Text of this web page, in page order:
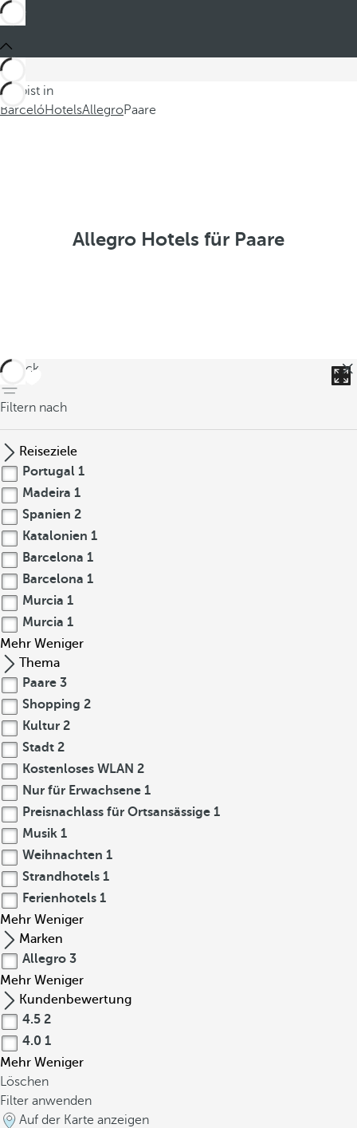
Du bist in
BarcelóHotelsAllegroPaare
Allegro Hotels für Paare
zurück
Filtern nach
Reiseziele
Portugal 1
Madeira 1
Spanien 2
Katalonien 1
Barcelona 1
Barcelona 1
Murcia 1
Murcia 1
Mehr Weniger
Thema
Paare 3
Shopping 2
Kultur 2
Stadt 2
Kostenloses WLAN 2
Nur für Erwachsene 1
Preisnachlass für Ortsansässige 1
Musik 1
Weihnachten 1
Strandhotels 1
Ferienhotels 1
Mehr Weniger
Marken
Allegro 3
Mehr Weniger
Kundenbewertung
4.5 2
4.0 1
Mehr Weniger
Löschen
Filter anwenden
Auf der Karte anzeigen